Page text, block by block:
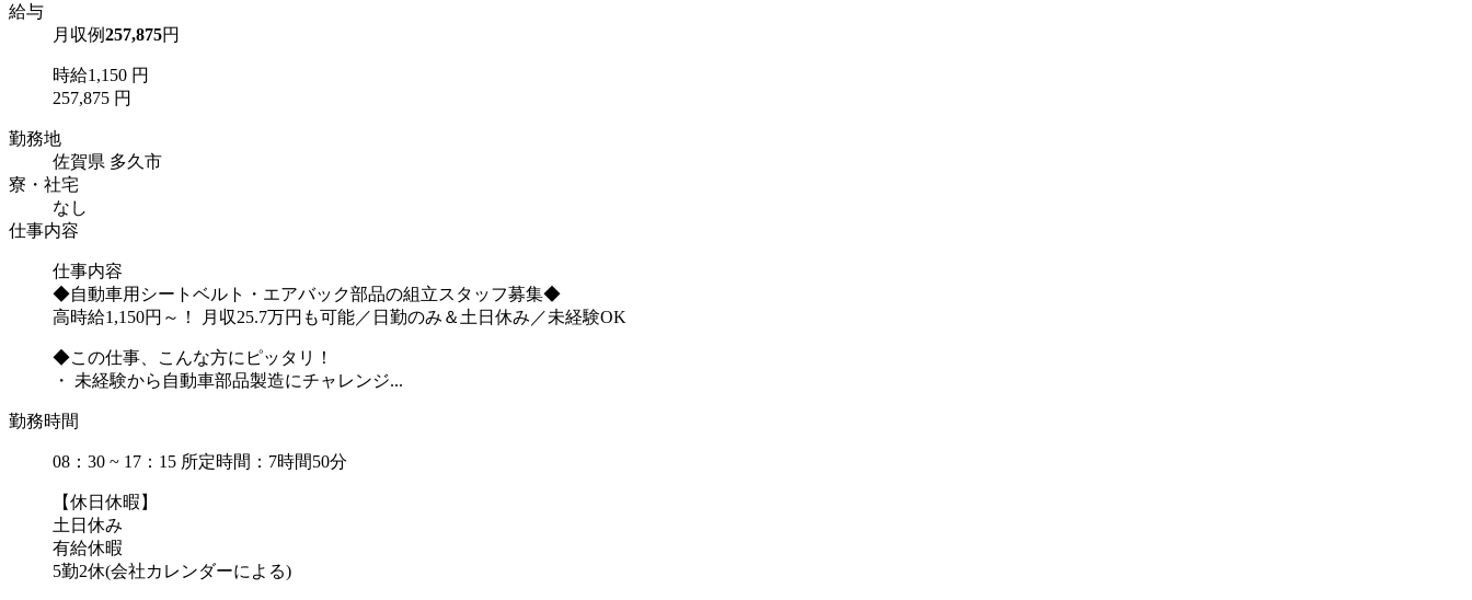
給与
月収例257,875円
時給1,150 円
257,875 円
勤務地
佐賀県 多久市
寮・社宅
なし
仕事内容
仕事内容
◆自動車用シートベルト・エアバック部品の組立スタッフ募集◆
高時給1,150円～！ 月収25.7万円も可能／日勤のみ＆土日休み／未経験OK
◆この仕事、こんな方にピッタリ！
・ 未経験から自動車部品製造にチャレンジ...
勤務時間
08：30 ~ 17：15 所定時間：7時間50分
【休日休暇】
土日休み
有給休暇
5勤2休(会社カレンダーによる)